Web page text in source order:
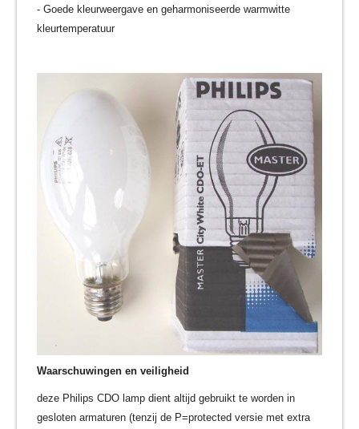
- Goede kleurweergave en geharmoniseerde warmwitte
kleurtemperatuur
Waarschuwingen en veiligheid
deze Philips CDO lamp dient altijd gebruikt te worden in
gesloten armaturen (tenzij de P=protected versie met extra